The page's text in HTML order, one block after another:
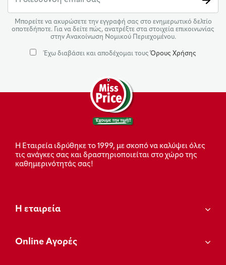
Μπορείτε να ακυρώσετε την εγγραφή σας στο ενημερωτικό δελτίο
οποτεδήποτε. Για να δείτε πώς, ανατρέξτε στα στοιχεία επικοινωνίας
στην Ανακοίνωση Νομικού Περιεχομένου.
Έχω διαβάσει και αποδέχομαι τουςΌρους Χρήσης
Η Εταιρεία ιδρύθηκε το 1999, με σκοπό να καλύψει όλες
τις ανάγκες σας και δραστηριοποιείται στο χώρο της
καθημερινότητάς σας!
Η εταιρεία
Οnline Αγορές